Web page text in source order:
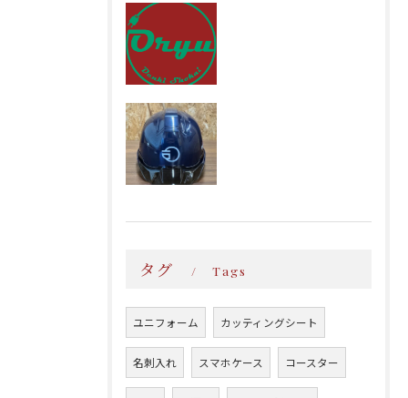
タグ Tags
ユニフォーム カッティングシート
名刺入れ スマホケース コースター